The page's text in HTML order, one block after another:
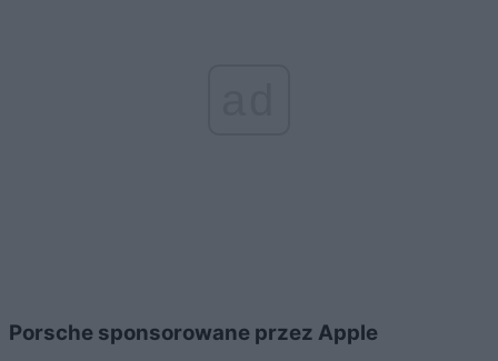
Porsche sponsorowane przez Apple